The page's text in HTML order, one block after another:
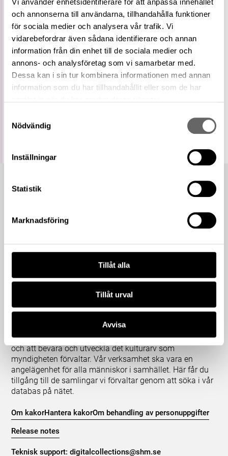
Vi använder enhetsidentifierare för att anpassa innehållet
och annonserna till användarna, tillhandahålla funktioner
för sociala medier och analysera vår trafik. Vi
vidarebefordrar även sådana identifierare och annan
information från din enhet till de sociala medier och
annons- och analysföretag som vi samarbetar med.
Dessa kan i sin tur kombinera informationen med annan
information som du har tillhandahållit eller som de har
Nödvändig
Inställningar
Statistik
Marknadsföring
Tillåt alla
Tillåt urval
Avvisa
Vidare
term
Flintlåspistol
Relaterade
föremål
Visa 10 relaterade föremål
URI
https://samlingar.shm.se/term/4A668FF6-
6618-41BF-9CF5-5959D94A5200
Kopiera URI
Mer information om licenser hos Statens historiska museer.
Om våra samlingar
Statens historiska museer (SHM) har till uppgift att
främja kunskapen om och intresset för Sveriges historia
och att bevara och utveckla det kulturarv som
myndigheten förvaltar. Vår verksamhet ska vara en
angelägenhet för alla människor i samhället. Här får du
tillgång till de samlingar vi förvaltar genom att söka i vår
databas på nätet.
Om kakorHantera kakorOm behandling av personuppgifter
Release notes
Teknisk support:digitalcollections@shm.se